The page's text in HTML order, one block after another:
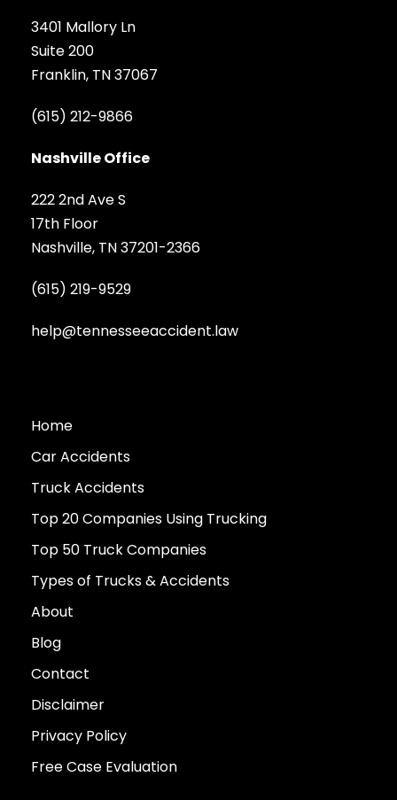
3401 Mallory Ln
Suite 200
Franklin, TN 37067
(615) 212-9866
Nashville Office
222 2nd Ave S
17th Floor
Nashville, TN 37201-2366
(615) 219-9529
help@tennesseeaccident.law
Home
Car Accidents
Truck Accidents
Top 20 Companies Using Trucking
Top 50 Truck Companies
Types of Trucks & Accidents
About
Blog
Contact
Disclaimer
Privacy Policy
Free Case Evaluation